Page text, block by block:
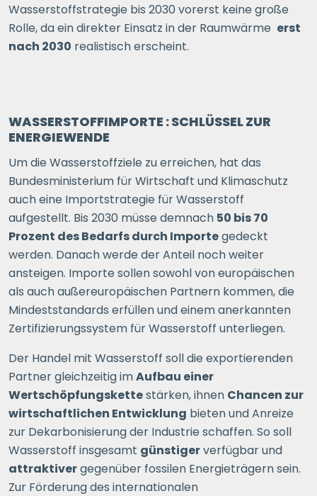
Wasserstoffstrategie bis 2030 vorerst keine große
Rolle, da ein direkter Einsatz in der Raumwärme erst
nach 2030 realistisch erscheint.
WASSERSTOFFIMPORTE : SCHLÜSSEL ZUR
ENERGIEWENDE
Um die Wasserstoffziele zu erreichen, hat das
Bundesministerium für Wirtschaft und Klimaschutz
auch eine Importstrategie für Wasserstoff
aufgestellt. Bis 2030 müsse demnach 50 bis 70
Prozent des Bedarfs durch Importegedeckt
werden. Danach werde der Anteil noch weiter
ansteigen. Importe sollen sowohl von europäischen
als auch außereuropäischen Partnern kommen, die
Mindeststandards erfüllen und einem anerkannten
Zertifizierungssystem für Wasserstoff unterliegen.
Der Handel mit Wasserstoff soll die exportierenden
Partner gleichzeitig imAufbau einer
Wertschöpfungskettestärken, ihnen Chancen zur
wirtschaftlichen Entwicklung bieten und Anreize
zur Dekarbonisierung der Industrie schaffen. So soll
Wasserstoff insgesamt günstigerverfügbar und
attraktivergegenüber fossilen Energieträgern sein.
Zur Förderung des internationalen